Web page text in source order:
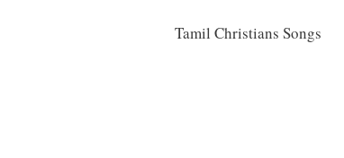
Tamil Christians Songs